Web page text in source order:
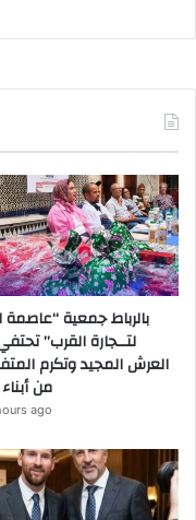
بالرباط جمعية “عاصمة
لتــجارة القرب”
العرش المجيد وتكرم
من أبناء
ago